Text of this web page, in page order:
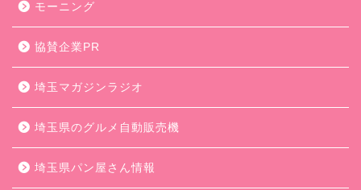
モーニング
協賛企業PR
埼玉マガジンラジオ
埼玉県のグルメ自動販売機
埼玉県パン屋さん情報